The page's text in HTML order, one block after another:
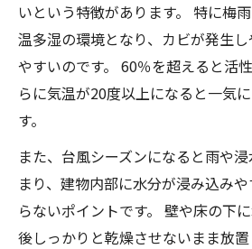
いという特徴があります。 特に梅
温多湿の環境となり、カビが発生
やすいのです。 60％を超えると活
らに気温が20度以上になると一気
す。
また、台風シーズンになると雨や
まり、建物内部に水分が浸み込み
らないポイントです。 壁や床の下
後しっかりと乾燥させないまま放